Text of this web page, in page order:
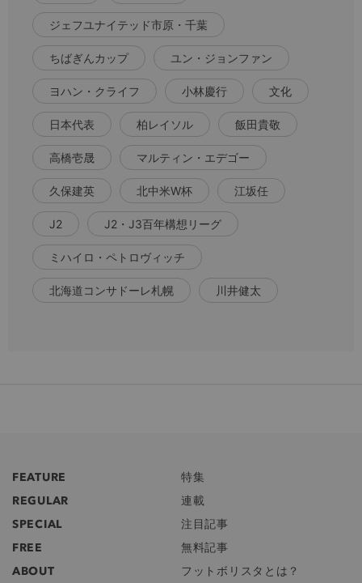
ジェフユナイテッド市原・千葉
ちばぎんカップ ユン・ジョンファン
ヨハン・クライフ 小林慶行 文化
日本代表 柏レイソル 飯田貴敬
高橋壱晟 マルティン・エデゴー
久保建英 北中米W杯 江坂任
J2 J2・J3百年構想リーグ
ミハイロ・ペトロヴィッチ
北海道コンサドーレ札幌 川井健太
FEATURE
特集
REGULAR
連載
SPECIAL
注目記事
FREE
無料記事
ABOUT
フットボリスタとは？